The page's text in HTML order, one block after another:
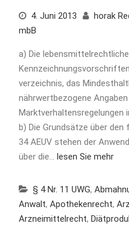
4. Juni 2013
horak
mbB
a) Die
verzeichnis, das
nährwertbezogene
Marktverhaltensregelungen
b) Die Grundsätze über den
34 AEUV stehen der
über die… lesen Sie mehr
§ 4 Nr. 11 UWG,
Anwalt, Apothekenrecht,
Arzneimittelrecht,